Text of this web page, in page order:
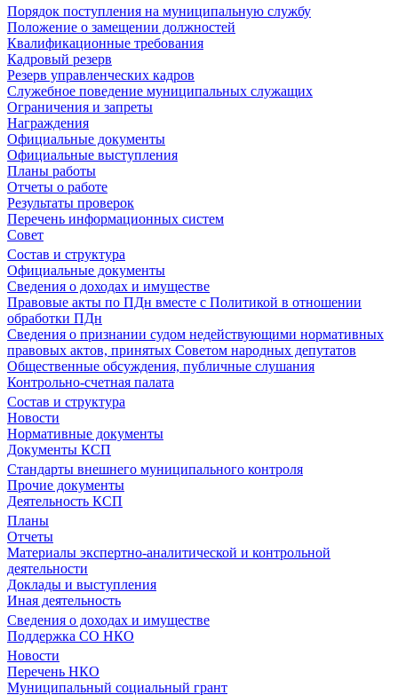
Порядок поступления на муниципальную службу
Положение о замещении должностей
Квалификационные требования
Кадровый резерв
Резерв управленческих кадров
Служебное поведение муниципальных служащих
Ограничения и запреты
Награждения
Официальные документы
Официальные выступления
Планы работы
Отчеты о работе
Результаты проверок
Перечень информационных систем
Совет
Состав и структура
Официальные документы
Сведения о доходах и имуществе
Правовые акты по ПДн вместе с Политикой в отношении
обработки ПДн
Сведения о признании судом недействующими нормативных
правовых актов, принятых Советом народных депутатов
Общественные обсуждения, публичные слушания
Контрольно-счетная палата
Состав и структура
Новости
Нормативные документы
Документы КСП
Стандарты внешнего муниципального контроля
Прочие документы
Деятельность КСП
Планы
Отчеты
Материалы экспертно-аналитической и контрольной
деятельности
Доклады и выступления
Иная деятельность
Сведения о доходах и имуществе
Поддержка СО НКО
Новости
Перечень НКО
Муниципальный социальный грант